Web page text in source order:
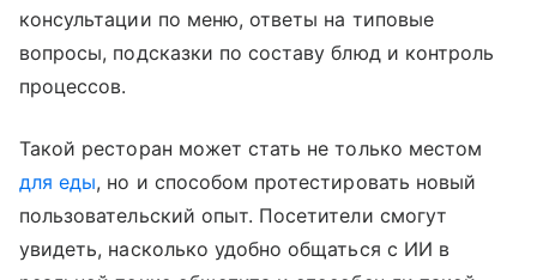
консультации по меню, ответы на типовые
вопросы, подсказки по составу блюд и контроль
процессов.
Такой ресторан может стать не только местом
для еды, но и способом протестировать новый
пользовательский опыт. Посетители смогут
увидеть, насколько удобно общаться с ИИ в